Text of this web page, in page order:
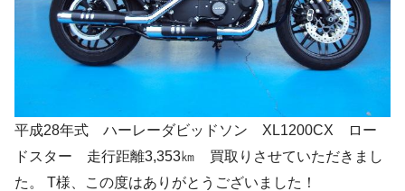
平成28年式 ハーレーダビッドソン XL1200CX ロー
ドスター 走行距離3,353㎞ 買取りさせていただきまし
た。 T様、この度はありがとうございました！